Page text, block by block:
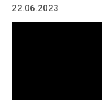
22.06.2023